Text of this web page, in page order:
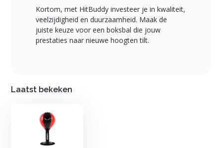
Kortom, met HitBuddy investeer je in kwaliteit,
veelzijdigheid en duurzaamheid. Maak de
juiste keuze voor een boksbal die jouw
prestaties naar nieuwe hoogten tilt.
Laatst bekeken